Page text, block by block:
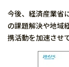
今後、経済産業省
の課題解決や地域
携活動を加速させ